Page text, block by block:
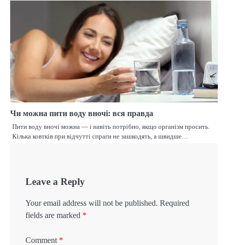
Чи можна пити воду вночі: вся правда
Пити воду вночі можна — і навіть потрібно, якщо організм просить.
Кілька ковтків при відчутті спраги не зашкодять, а швидше…
Leave a Reply
Your email address will not be published. Required
fields are marked *
Comment *